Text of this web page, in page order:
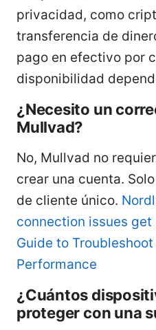
privacidad, como
transferencia de
pago en efectivo por
disponibilidad
¿Necesito un
Mullvad?
No, Mullvad no
crear una cuenta.
de cliente único.
connection issues
Guide to
Performance
¿Cuántos
proteger con una